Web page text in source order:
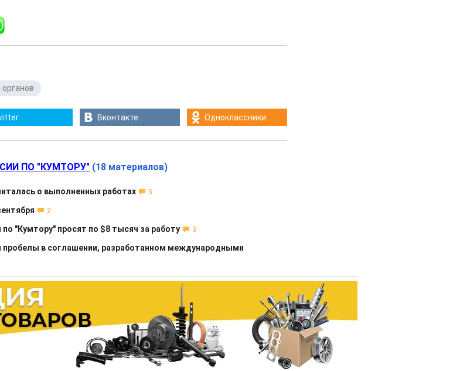
Вконтакте Одноклассники
ПО "КУМТОРУ" (18 материалов)
о выполненных работах 5
2
"Кумтору" просят по $8 тысяч за работу 3
в соглашении, разработанном международными